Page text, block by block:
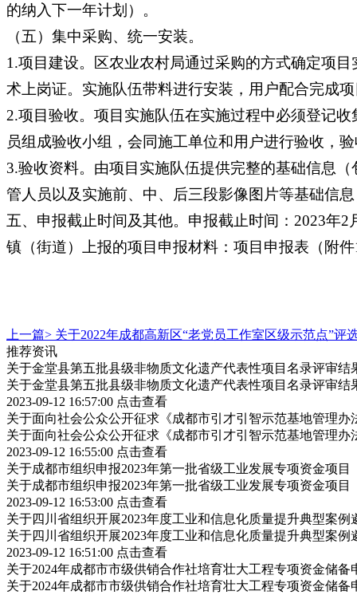
的纳入下一年计划）。
（五）集中采购、统一安装。
1.项目建设。区农业农村局通过采购的方式确定项
术上岗证。实施队伍带料进行安装，用户配合完成
2.项目验收。项目实施队伍在实施过程中必须登记
员组成验收小组，会同施工单位和用户进行验收，
3.验收资料。由项目实施队伍提供完整的基础信息
管人员以及实施前、中、后三段影像图片等基础信
五、申报截止时间及其他。申报截止时间：2023年2
镇（街道）上报的项目申报材料：项目申报表（附
上一篇> 关于2022年成都高新区“老党员工作室区级示范点”评
推荐资讯
关于金堂县第五批县级非物质文化遗产代表性项目名录评审结
关于金堂县第五批县级非物质文化遗产代表性项目名录评审结
2023-09-12 16:57:00 点击查看
关于面向社会公众公开征求《成都市引才引智示范基地管理办
关于面向社会公众公开征求《成都市引才引智示范基地管理办
2023-09-12 16:55:00 点击查看
关于成都市组织申报2023年第一批省级工业发展专项资金项
关于成都市组织申报2023年第一批省级工业发展专项资金项
2023-09-12 16:53:00 点击查看
关于四川省组织开展2023年度工业和信息化质量提升典型案例
关于四川省组织开展2023年度工业和信息化质量提升典型案例
2023-09-12 16:51:00 点击查看
关于2024年成都市市级供销合作社培育壮大工程专项资金储
关于2024年成都市市级供销合作社培育壮大工程专项资金储